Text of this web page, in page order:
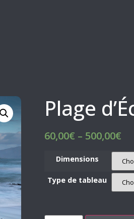
Plage
60,00€ – 500,00€
Dimensions
Type de tableau